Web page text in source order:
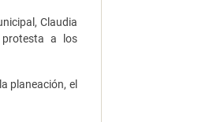
Claudia
protesta a los
planeación, el